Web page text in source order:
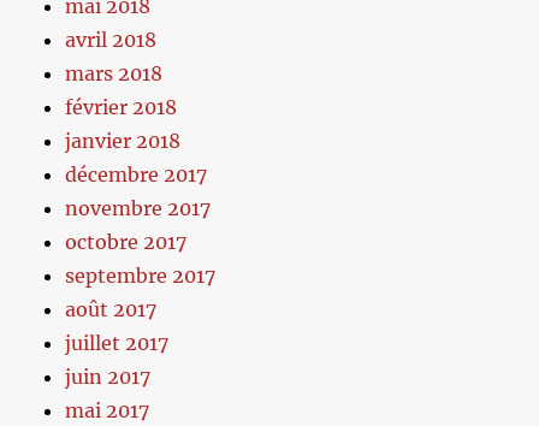
mai 2018
avril 2018
mars 2018
février 2018
janvier 2018
décembre 2017
novembre 2017
octobre 2017
septembre 2017
août 2017
juillet 2017
juin 2017
mai 2017